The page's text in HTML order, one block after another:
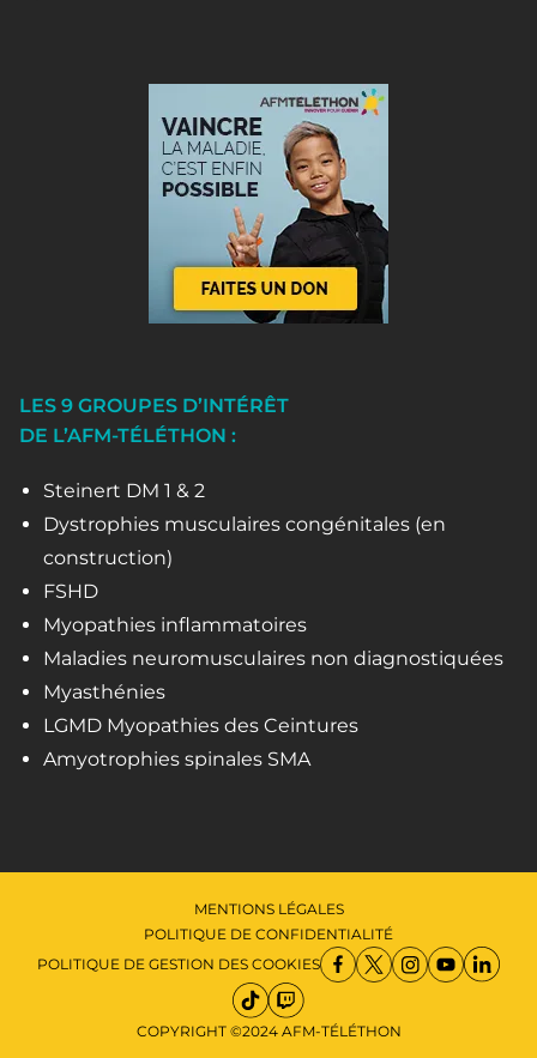
LES 9 GROUPES D’INTÉRÊT
DE L’AFM-TÉLÉTHON :
Steinert DM 1 & 2
Dystrophies musculaires congénitales (en
construction)
FSHD
Myopathies inflammatoires
Maladies neuromusculaires non diagnostiquées
Myasthénies
LGMD Myopathies des Ceintures
Amyotrophies spinales SMA
COPYRIGHT ©2024 AFM-TÉLÉTHON
MENTIONS LÉGALES
POLITIQUE DE CONFIDENTIALITÉ
POLITIQUE DE GESTION DES COOKIES